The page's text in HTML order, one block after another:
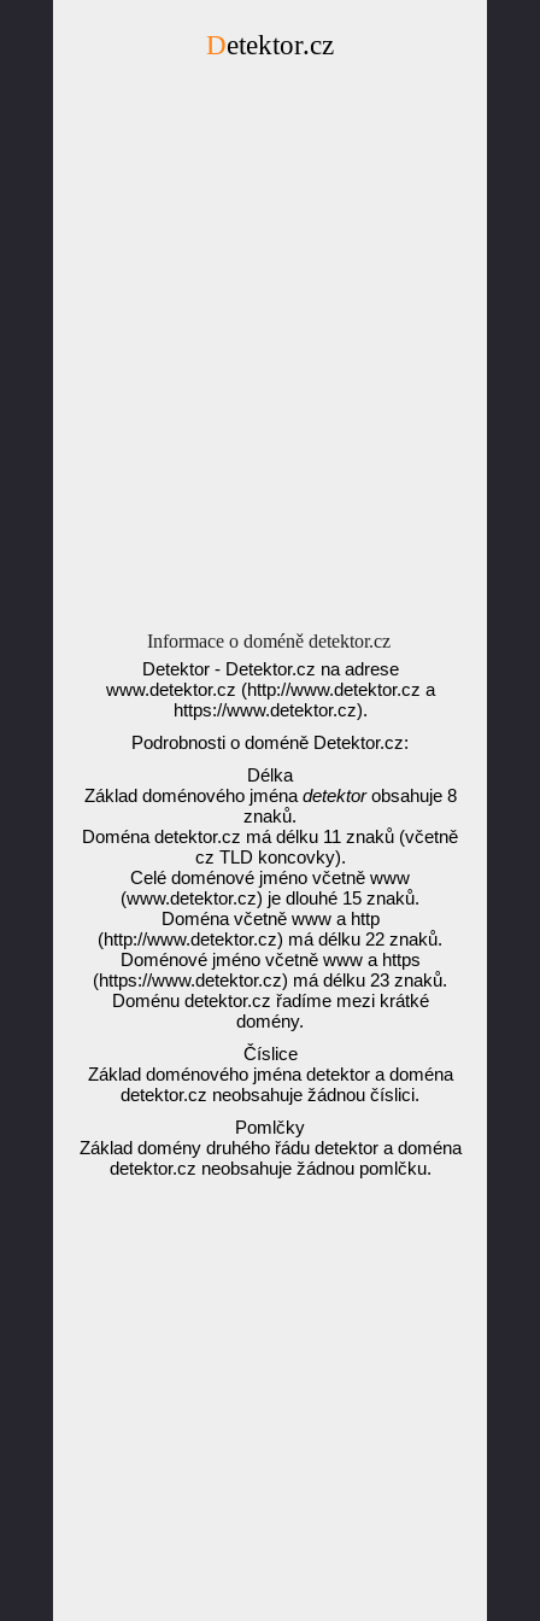
Detektor.cz
Informace o doméně detektor.cz
Detektor - Detektor.cz na adrese
www.detektor.cz (http://www.detektor.cz a
https://www.detektor.cz).
Podrobnosti o doméně Detektor.cz:
Délka
Základ doménového jména detektorobsahuje 8
znaků.
Doména detektor.cz má délku 11 znaků (včetně
cz TLD koncovky).
Celé doménové jméno včetně www
(www.detektor.cz) je dlouhé 15 znaků.
Doména včetně www a http
(http://www.detektor.cz) má délku 22 znaků.
Doménové jméno včetně www a https
(https://www.detektor.cz) má délku 23 znaků.
Doménu detektor.cz řadíme mezi krátké
domény.
Číslice
Základ doménového jména detektor a doména
detektor.cz neobsahuje žádnou číslici.
Pomlčky
Základ domény druhého řádu detektor a doména
detektor.cz neobsahuje žádnou pomlčku.